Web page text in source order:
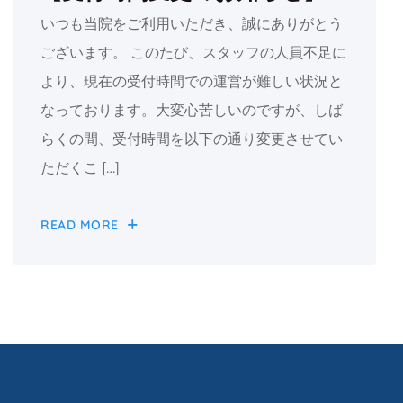
いつも当院をご利用いただき、誠にありがとう
ございます。 このたび、スタッフの人員不足に
より、現在の受付時間での運営が難しい状況と
なっております。大変心苦しいのですが、しば
らくの間、受付時間を以下の通り変更させてい
ただくこ […]
READ MORE